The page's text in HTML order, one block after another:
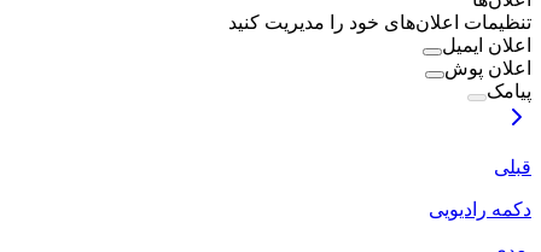
تنظیمات اعلان‌های خود را مدیریت کنید
اعلان ایمیل
اعلان پوش
پیامک
قبلی
دکمه رادیویی